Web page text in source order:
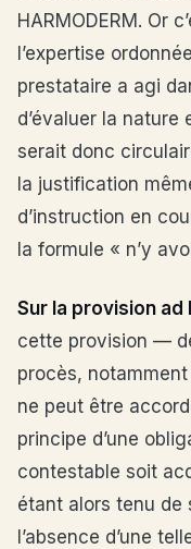
HARMODERM. Or
l’expertise
prestataire a agi
d’évaluer la nature
serait donc
la justification
d’instruction en
la formule « n’y
Sur la provision ad
cette provision —
procès,
ne peut être
principe d’une
contestable soit
étant alors tenu de
l’absence d’une